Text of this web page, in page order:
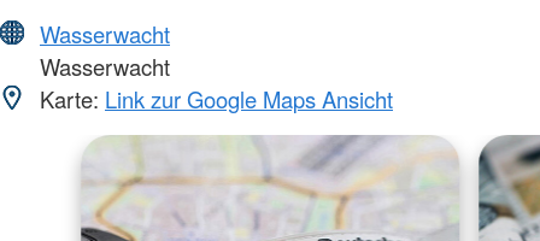
Wasserwacht
Wasserwacht
Karte: Link zur Google Maps Ansicht